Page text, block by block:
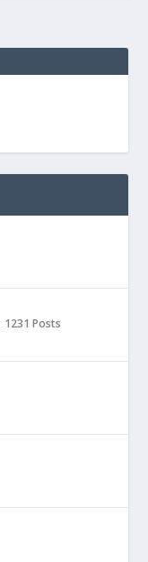
1231 Posts